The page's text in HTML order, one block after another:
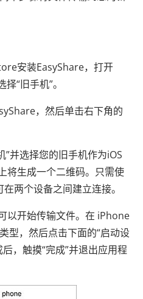
安装EasyShare，打开
“旧手机”。
，然后单击右下角的
”并选择您的旧手机作为iOS
将生成一个二维码。只需使
两个设备之间建立连接。
以开始传输文件。在 iPhone
型，然后点击下面的“启动设
，触摸“完成”并退出应用程